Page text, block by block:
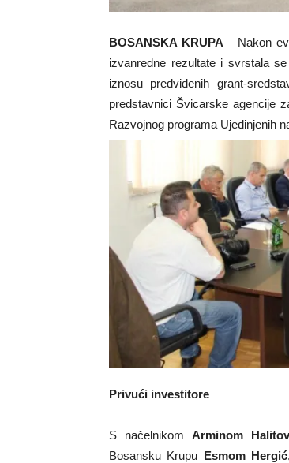
BOSANSKA KRUPA– Nakon
izvanredne rezultate i svrstala
iznosu predviđenih grant-
predstavnici Švicarske agencije
Razvojnog programa Ujedinjenih
Privući investitore
S načelnikom Arminom
Bosansku Krupu Esmom Hergić